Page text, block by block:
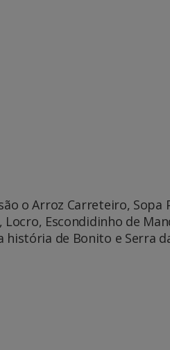
o Arroz Carreteiro, Sopa
Escondidinho de
de Bonito e Serra